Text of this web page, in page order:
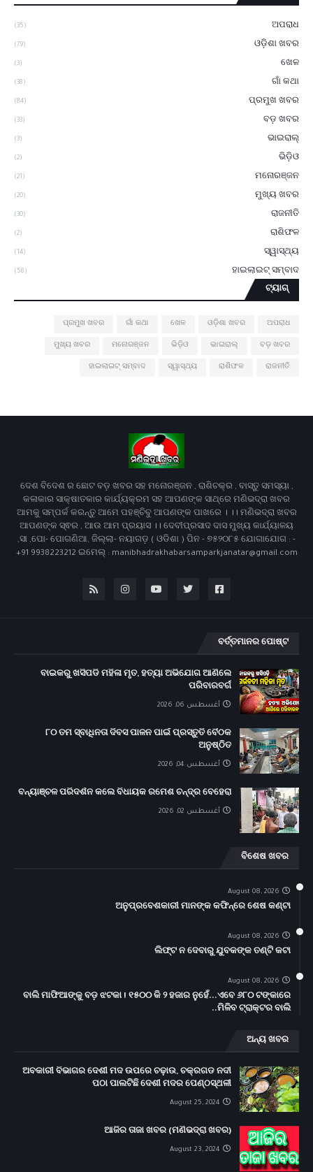
ଅପରାଧ
(35)
ଓଡ଼ିଶା ଖବର
(79)
ଖେଳ
(3)
ଗାଁ କଥା
(38)
ପ୍ରମୁଖ ଖବର
(84)
ବଡ଼ ଖବର
(33)
ଭାଇରାଲ୍
(3)
ଭିଡ଼ିଓ
(2)
ମନୋରଞ୍ଜନ
(21)
ମୁଖ୍ୟ ଖବର
(20)
ରାଜନୀତି
(30)
ରାଶିଫଳ
(2)
ସ୍ୱାସ୍ଥ୍ୟ
(14)
ହାଇଲାଇଟ୍ ସମ୍ବାଦ
(58)
ଟ୍ୟାଗ୍
ଅପରାଧ
ଓଡ଼ିଶା ଖବର
ଖେଳ
ଗାଁ କଥା
ପ୍ରମୁଖ ଖବର
ବଡ଼ ଖବର
ଭାଇରାଲ୍
ଭିଡ଼ିଓ
ମନୋରଞ୍ଜନ
ମୁଖ୍ୟ ଖବର
ରାଜନୀତି
ରାଶିଫଳ
ସ୍ୱାସ୍ଥ୍ୟ
ହାଇଲାଇଟ୍ ସମ୍ବାଦ
ଦେଶ ବିଦେଶ ର ଛୋଟ ବଡ଼ ଖବର ସହ ମନୋରଞ୍ଜନ , ରାଶିଚକ୍ର , ବାସ୍ତୁ ସମସ୍ୟା ,
କଳାକାର ସାକ୍ଷାତକାର କାର୍ଯ୍ୟକ୍ରମ ସହ ଆପଣଙ୍କ ସାଥ୍‌ରେ ମଣିଭଦ୍ରା ଖବର
ଆମକୁ ସମ୍ପର୍କ କରନ୍ତୁ ଆମେ ପହଞ୍ଚିବୁ ଆପଣଙ୍କ ପାଖରେ । ।। ମଣିଭଦ୍ରା ଖବର
ଆପଣଙ୍କ ସ୍ଵର , ଆଉ ଆମ ପ୍ରୟାସ ।। ଦେବୀପ୍ରସାଦ ଦାସ ମୁଖ୍ୟ କାର୍ଯ୍ୟାଳୟ
,ସା ,ପୋ- ପୋଗଣିଆ, ଜିଲ୍ଲା- ନୟାଗଡ଼ ( ଓଡିଶା ) ପିନ - ୭୫୨୦୮୫ ଯୋଗାଯୋଗ : -
+91 9938223212 ଇମେଲ୍ : manibhadrakhabarsamparkjanatar@gmail.com
ବର୍ତ୍ତମାନର ପୋଷ୍ଟ
ବାଇକରୁ ଖସିପଡି ମହିଳା ମୃତ, ହତ୍ୟା ଅଭିଯୋଗ ଆଣିଲେ
ପରିବାରବର୍ଗ
أغسطس 06, 2026
୮୦ ତମ ସ୍ବାଧିନତା ଦିବସ ପାଳନ ପାଇଁ ପ୍ରସ୍ତୁତି ବୈଠକ
ଅନୁଷ୍ଠିତ
أغسطس 04, 2026
ବନ୍ୟାଞ୍ଚଳ ପରିଦର୍ଶନ କଲେ ବିଧାୟକ ରମେଶ ଚନ୍ଦ୍ର ବେହେରା
أغسطس 02, 2026
ବିଶେଷ ଖବର
August 08, 2026
ଅନୁପ୍ରବେଶକାରୀ ମାନଙ୍କ କଫିନ୍‌ରେ ଶେଷ କଣ୍ଟା
August 08, 2026
ଲିଫ୍ଟ ନ ଦେବାରୁ ଯୁବକଙ୍କ ତଣ୍ଟି କଟା
August 08, 2026
ବାଲି ମାଫିଆଙ୍କୁ ବଡ଼ ଝଟକା ! ୧୫୦୦ କି ୨ ହଜାର ନୁହେଁ...ଏବେ ୬୮୦ ଟଙ୍କାରେ
ମିଳିବ ଟ୍ରାକ୍ଟର ବାଲି..
ଅନ୍ୟ ଖବର
ଅବକାରୀ ବିଭାଗର ଦେଶୀ ମଦ ଉପରେ ଚଢ଼ାଉ, ଚକ୍ରଗଡ ନଦୀ
ପଠା ପାଲଟିଛି ଦେଶୀ ମଦର ପେଣ୍ଠସ୍ଥଳୀ
August 25, 2024
ଆଜିର ତାଜା ଖବର (ମଣିଭଦ୍ରା ଖବର)
August 23, 2024